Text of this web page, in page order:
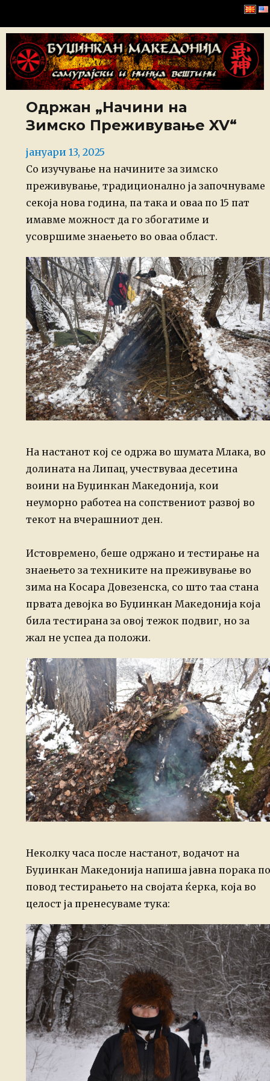
Буџинкан Македонија
Одржан „Начини на
Зимско Преживување XV“
Posted
on
јануари 13, 2025
Со изучување на начините за зимско
преживување, традиционално ја започнуваме
секоја нова година, па така и оваа по 15 пат
имавме можност да го збогатиме и
усовршиме знаењето во оваа област.
На настанот кој се одржа во шумата Млака, во
долината на Липац, учествуваа десетина
воини на Буџинкан Македонија, кои
неуморно работеа на сопствениот развој во
текот на вчерашниот ден.
Истовремено, беше одржано и тестирање на
знаењето за техниките на преживување во
зима на Косара Довезенска, со што таа стана
првата девојка во Буџинкан Македонија која
била тестирана за овој тежок подвиг, но за
жал не успеа да положи.
Неколку часа после настанот, водачот на
Буџинкан Македонија напиша јавна порака по
повод тестирањето на својата ќерка, која во
целост ја пренесуваме тука: